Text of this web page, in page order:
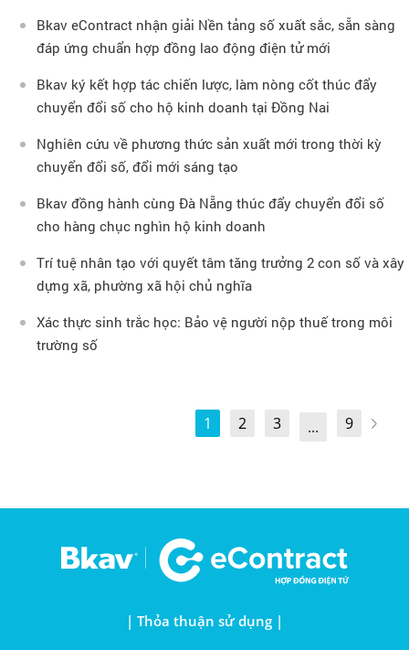
Bkav eContract nhận giải Nền tảng số xuất sắc, sẵn sàng
đáp ứng chuẩn hợp đồng lao động điện tử mới
Bkav ký kết hợp tác chiến lược, làm nòng cốt thúc đẩy
chuyển đổi số cho hộ kinh doanh tại Đồng Nai
Nghiên cứu về phương thức sản xuất mới trong thời kỳ
chuyển đổi số, đổi mới sáng tạo
Bkav đồng hành cùng Đà Nẵng thúc đẩy chuyển đổi số
cho hàng chục nghìn hộ kinh doanh
Trí tuệ nhân tạo với quyết tâm tăng trưởng 2 con số và xây
dựng xã, phường xã hội chủ nghĩa
Xác thực sinh trắc học: Bảo vệ người nộp thuế trong môi
trường số
1 2 3 ... 9
| Thỏa thuận sử dụng |